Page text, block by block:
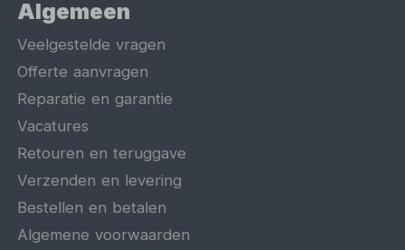
Algemeen
Veelgestelde vragen
Offerte aanvragen
Reparatie en garantie
Vacatures
Retouren en teruggave
Verzenden en levering
Bestellen en betalen
Algemene voorwaarden